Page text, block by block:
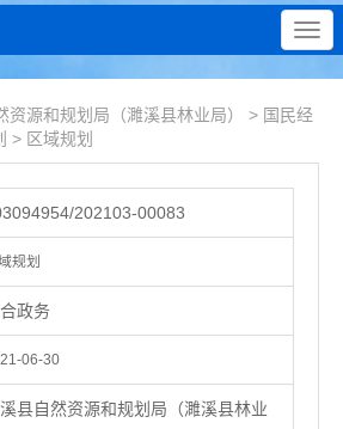
资源和规划局（濉溪县林业局） > 国民经
> 区域规划
202103-00083
规划
政务
06-30
县自然资源和规划局（濉溪县林业